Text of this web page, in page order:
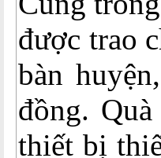
được trao
bàn
đồng.
thiết bị